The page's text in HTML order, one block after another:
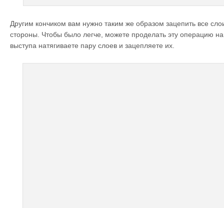
Другим кончиком вам нужно таким же образом зацепить все
стороны. Чтобы было легче, можете проделать эту операцию на
выступа натягиваете пару слоев и зацепляете их.